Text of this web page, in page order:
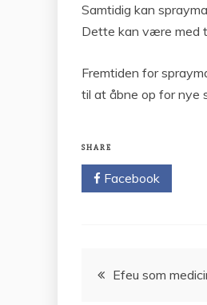
Samtidig kan
Dette kan være med
Fremtiden for
til at åbne op for nye
SHARE
Facebook
Efeu som